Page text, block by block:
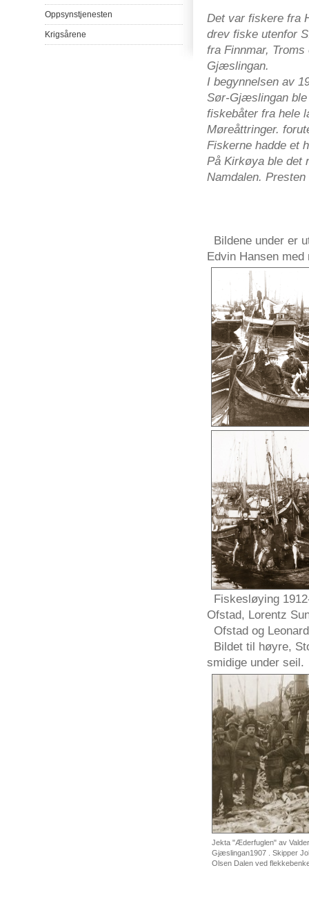
Oppsynstjenesten
Krigsårene
Det var fiskere fra
drev fiske utenfor
fra Finnmar, Troms
Gjæslingan.
I begynnelsen av
Sør-Gjæslingan ble
fiskebåter fra hele
Møreåttringer.
Fiskerne hadde et
På Kirkøya ble det
Namdalen. Presten
Bildene under er
Edvin Hansen med
Fiskesløying
Ofstad, Lorentz
Ofstad og
Bildet til høyre,
smidige under seil.
Jekta "Æderfuglen" av
Gjæslingan1907 . Skipper
Olsen Dalen ved